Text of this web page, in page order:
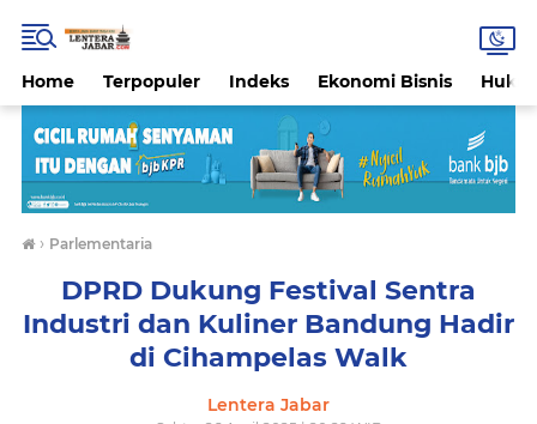
Home Terpopuler Indeks Ekonomi Bisnis
› Parlementaria
DPRD Dukung Festival Sentra
Industri dan Kuliner Bandung Hadir
di Cihampelas Walk
Lentera Jabar